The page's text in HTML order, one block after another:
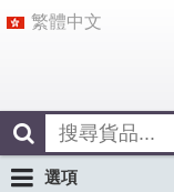
繁體中文
選項